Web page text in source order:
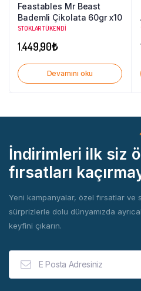
Feastables Mr Beast
Bademli Çikolata 60gr x10
STOKLAR TÜKENDI
1.449,90₺
Devamını oku
İndirimleri ilk siz
fırsatları
Yeni kampanyalar, özel fırsatlar ve
sürprizlerle dolu dünyamızda
keyfini çıkarın.